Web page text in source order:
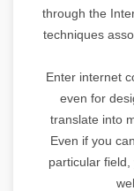
through the
techniques
Enter internet
even for
translate into
Even if you
particular